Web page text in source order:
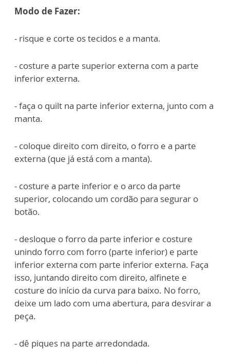
Modo de Fazer:
- risque e corte os tecidos e a manta.
- costure a parte superior externa com a parte
inferior externa.
- faça o quilt na parte inferior externa, junto com a
manta.
- coloque direito com direito, o forro e a parte
externa (que já está com a manta).
- costure a parte inferior e o arco da parte
superior, colocando um cordão para segurar o
botão.
- desloque o forro da parte inferior e costure
unindo forro com forro (parte inferior) e parte
inferior externa com parte inferior externa. Faça
isso, juntando direito com direito, alfinete e
costure do início da curva para baixo. No forro,
deixe um lado com uma abertura, para desvirar a
peça.
- dê piques na parte arredondada.